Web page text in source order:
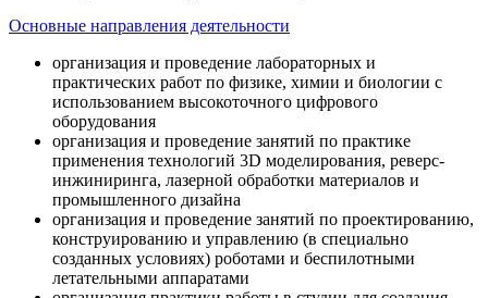
Основные направления деятельности
организация и проведение лабораторных и
практических работ по физике, химии и биологии с
использованием высокоточного цифрового
оборудования
организация и проведение занятий по практике
применения технологий 3D моделирования, реверс-
инжиниринга, лазерной обработки материалов и
промышленного дизайна
организация и проведение занятий по проектированию,
конструированию и управлению (в специально
созданных условиях) роботами и беспилотными
летательными аппаратами